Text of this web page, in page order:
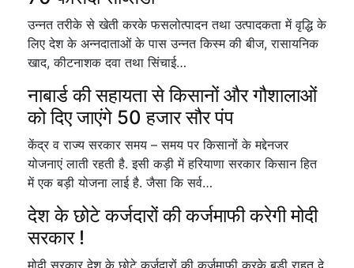
उन्नत तरीके से खेती करके फसलोत्पादन तथा उत्पादकता में वृद्धि के
लिए देश के अन्नदाताओं के पास उन्नत किस्म की बीज, रासायनिक
खाद, कीटनाशक दवा तथा सिंचाई…
नाबार्ड की सहायता से किसानों और गौशालाओं
को दिए जाएंगे 50 हजार सौर पंप
केंद्र व राज्य सरकार समय – समय पर किसानों के मद्देनजर
योजनाएं लाती रहती है. इसी कड़ी में हरियाणा सरकार किसान हित
में एक बड़ी योजना लाई है. जैसा कि सर्व…
देश के छोटे कर्जदारों की कर्जमाफी करेगी मोदी
सरकार !
मोदी सरकार देश के छोटे कर्जदारों की कर्जमाफी करके बड़ी राहत दे